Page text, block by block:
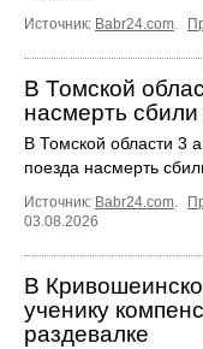
Источник: Babr24.com.
В Томской
насмерть
В Томской области 3
поезда насмерть
Источник: Babr24.com.
03.08.2026
В
ученику
раздевалке